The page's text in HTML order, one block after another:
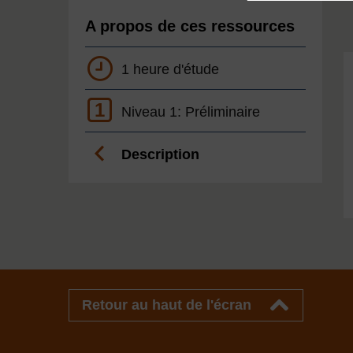
A propos de ces ressources
1 heure d'étude
1 Niveau 1: Préliminaire
Description
Retour au haut de l'écran